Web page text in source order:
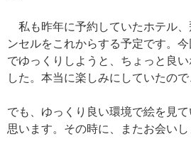
私も昨年に予約していたホテル
ンセルをこれからする予定です。
でゆっくりしようと、ちょっと良
した。本当に楽しみにしていたので
でも、ゆっくり良い環境で絵を見
思います。その時に、またお会いし